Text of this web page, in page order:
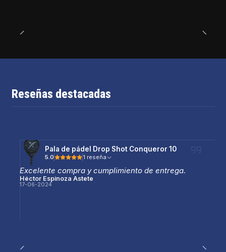
Reseñas destacadas
Pala de pádel Drop Shot Conqueror 10
5.0 1 reseña
Excelente compra y cumplimiento de entrega.
Héctor Espinoza Astete
17-06-2024